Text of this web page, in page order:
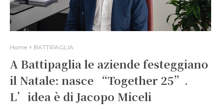
Home BATTIPAGLIA
A Battipaglia le aziende festeggiano
il Natale: nasce “Together 25”.
L’idea è di Jacopo Miceli